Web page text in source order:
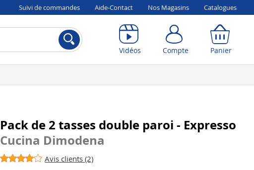
Suivi de commandes Aide-Contact Nos Magasins Catalogues
Vidéos Compte Panier
Pack de 2 tasses double paroi - Expresso
Cucina Dimodena
Avis clients (2)
Compte Panier